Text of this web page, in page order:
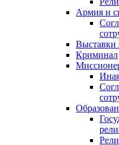
Армия и
Выставки
Криминал